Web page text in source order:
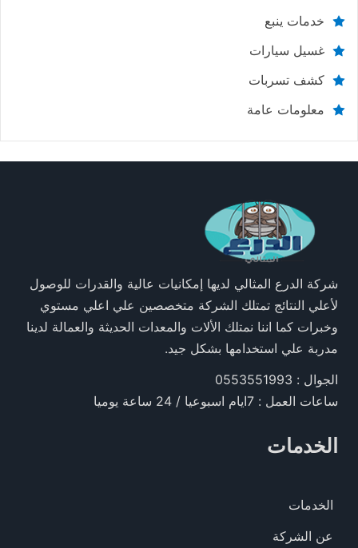
خدمات ينبع
غسيل سيارات
كشف تسربات
معلومات عامة
شركة الدرع المثالي لديها إمكانيات عالية والقدرات للوصول
لأعلي النتائج تمتلك الشركة متخصصين علي اعلي مستوي
وخبرات كما اننا نمتلك الألات والمعدات الحديثة والعمالة لدينا
مدربة علي استخدامها بشكل جيد.
الجوال : 0553551993
ساعات العمل : 7ايام اسبوعيا / 24 ساعة يوميا
الخدمات
الخدمات
عن الشركة